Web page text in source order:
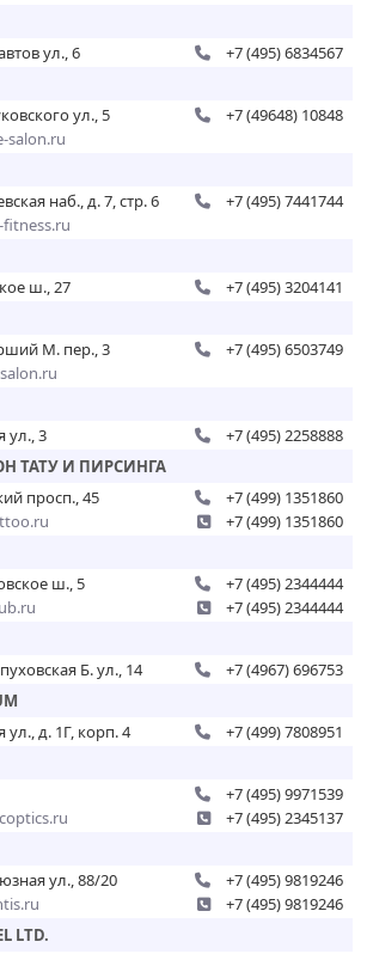
ул., 6
+7 (495) 6834567
ул., 5
salon.ru
+7 (49648) 10848
наб., д. 7, стр. 6
+7 (495) 7441744
ш., 27
+7 (495) 3204141
М. пер., 3
+7 (495) 6503749
ул., 3
+7 (495) 2258888
ТАТУ И ПИРСИНГА
просп., 45
+7 (499) 1351860
+7 (499) 1351860
ш., 5
+7 (495) 2344444
+7 (495) 2344444
Б. ул., 14
+7 (4967) 696753
д. 1Г, корп. 4
+7 (499) 7808951
+7 (495) 9971539
+7 (495) 2345137
ул., 88/20
+7 (495) 9819246
+7 (495) 9819246
LTD.